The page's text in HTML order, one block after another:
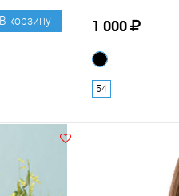
В корзину 1 000
54